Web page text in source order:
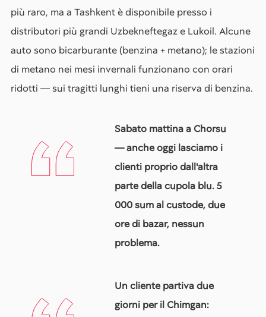
più raro, ma a Tashkent è disponibile presso i
distributori più grandi Uzbekneftegaz e Lukoil. Alcune
auto sono bicarburante (benzina + metano); le stazioni
di metano nei mesi invernali funzionano con orari
ridotti — sui tragitti lunghi tieni una riserva di benzina.
Sabato mattina a Chorsu
— anche oggi lasciamo i
clienti proprio dall'altra
parte della cupola blu. 5
000 sum al custode, due
ore di bazar, nessun
problema.
Un cliente partiva due
giorni per il Chimgan: